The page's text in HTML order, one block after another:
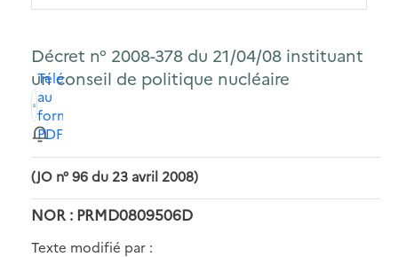
Décret n° 2008-378 du 21/04/08 instituant
un conseil de politique nucléaire
Télécharger
au
format
PDF
(JO n° 96 du 23 avril 2008)
NOR : PRMD0809506D
Texte modifié par :